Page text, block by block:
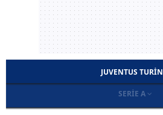
JUVENTUS TURIN
SERIE A